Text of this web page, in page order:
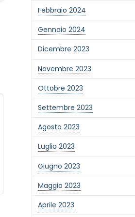
Febbraio 2024
Gennaio 2024
Dicembre 2023
Novembre 2023
Ottobre 2023
Settembre 2023
Agosto 2023
Luglio 2023
Giugno 2023
Maggio 2023
Aprile 2023
alla newsletter